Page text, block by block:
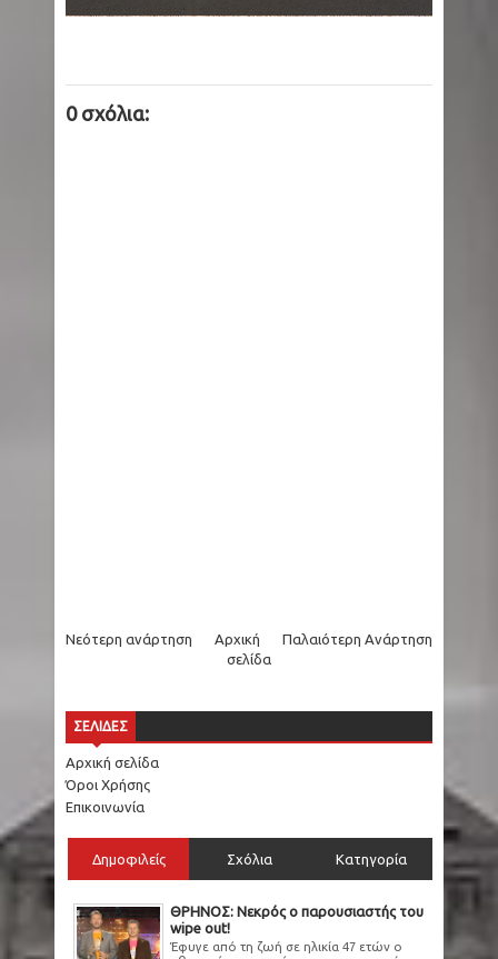
0 σχόλια:
Νεότερη ανάρτηση Παλαιότερη Ανάρτηση
Αρχική
σελίδα
ΣΕΛΙΔΕΣ
Αρχική σελίδα
Όροι Χρήσης
Επικοινωνία
Δημοφιλείς Σχόλια Κατηγορία
ΘΡΗΝΟΣ: Νεκρός ο παρουσιαστής του
wipe out!
Έφυγε από τη ζωή σε ηλικία 47 ετών ο